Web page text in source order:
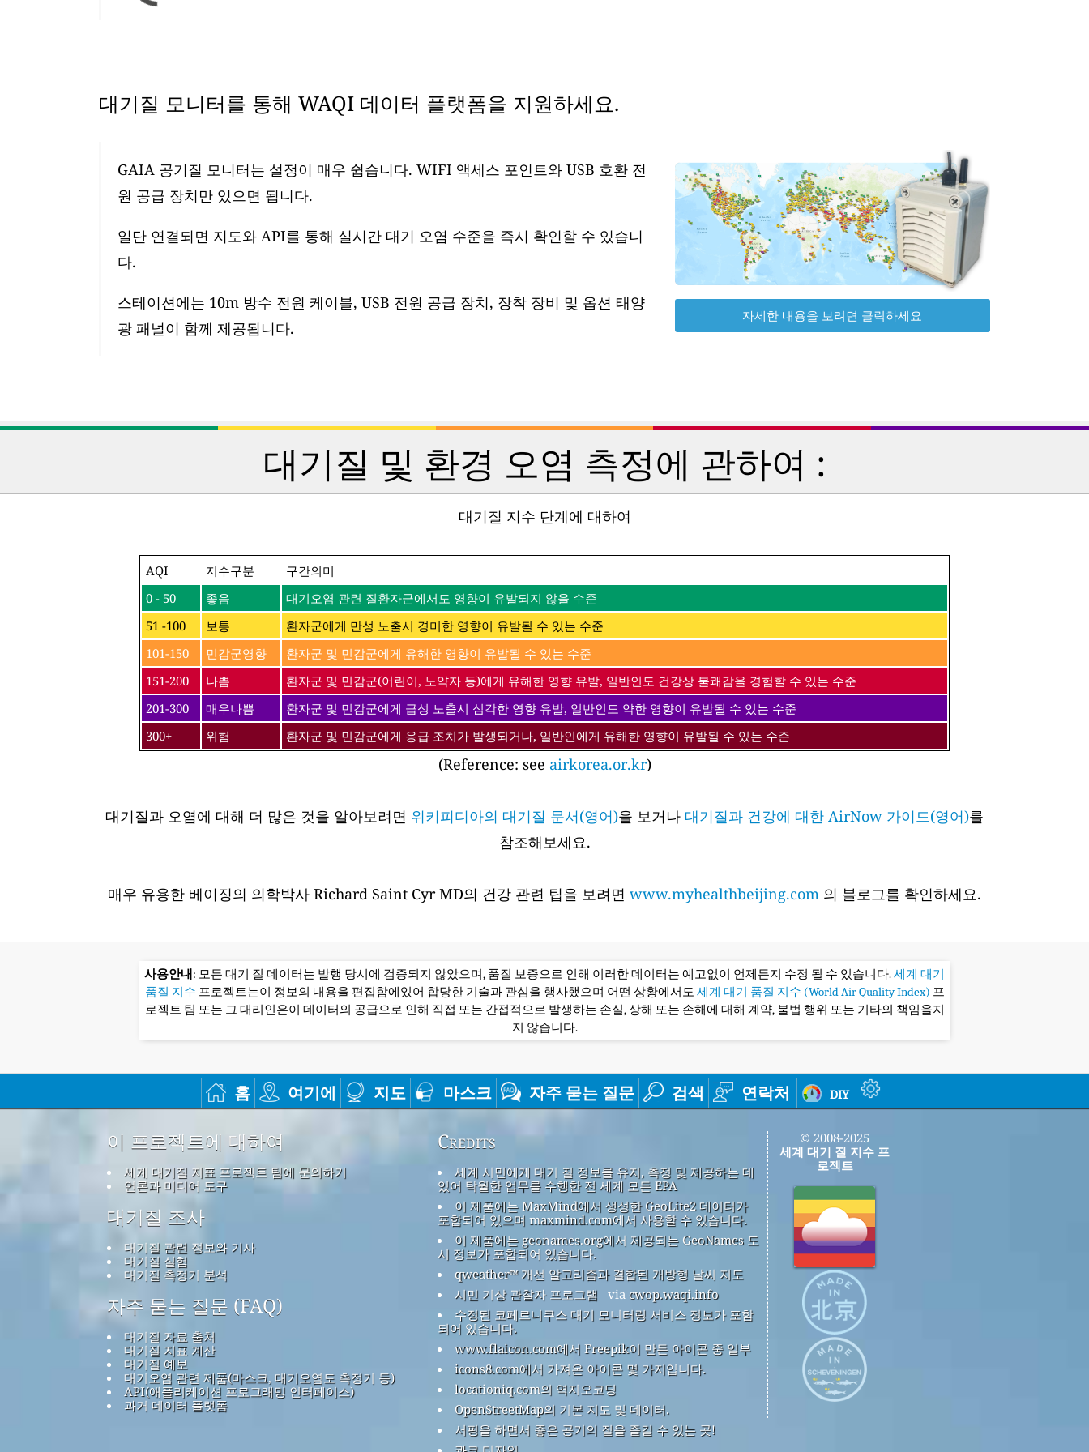
대기질 모니터를 통해 WAQI 데이터 플랫폼을 지원하세요.
GAIA 공기질 모니터는 설정이 매우 쉽습니다. WIFI 액세스 포인트와 USB 호환 전
원 공급 장치만 있으면 됩니다.
일단 연결되면 지도와 API를 통해 실시간 대기 오염 수준을 즉시 확인할 수 있습니
다.
스테이션에는 10m 방수 전원 케이블, USB 전원 공급 장치, 장착 장비 및 옵션 태양
광 패널이 함께 제공됩니다.
자세한 내용을 보려면 클릭하세요
대기질 및 환경 오염 측정에 관하여 :
대기질 지수 단계에 대하여
AQI 지수구분
구간의미
0 - 50
좋음
대기오염 관련 질환자군에서도 영향이 유발되지 않을 수준
51 -100
보통
환자군에게 만성 노출시 경미한 영향이 유발될 수 있는 수준
101-150
민감군영향
환자군 및 민감군에게 유해한 영향이 유발될 수 있는 수준
151-200
나쁨
환자군 및 민감군(어린이, 노약자 등)에게 유해한 영향 유발, 일반인도 건강상 불쾌감을 경험할 수 있는 수준
201-300
매우나쁨
환자군 및 민감군에게 급성 노출시 심각한 영향 유발, 일반인도 약한 영향이 유발될 수 있는 수준
300+
위험 환자군 및 민감군에게 응급 조치가 발생되거나, 일반인에게 유해한 영향이 유발될 수 있는 수준
(Reference: see airkorea.or.kr)
대기질과 오염에 대해 더 많은 것을 알아보려면 위키피디아의 대기질 문서(영어)을 보거나 대기질과 건강에 대한 AirNow 가이드(영어)를
참조해보세요.
매우 유용한 베이징의 의학박사 Richard Saint Cyr MD의 건강 관련 팁을 보려면 www.myhealthbeijing.com 의 블로그를 확인하세요.
사용안내: 모든 대기 질 데이터는 발행 당시에 검증되지 않았으며, 품질 보증으로 인해 이러한 데이터는 예고없이 언제든지 수정 될 수 있습니다.세계 대기
품질 지수 프로젝트는이 정보의 내용을 편집함에있어 합당한 기술과 관심을 행사했으며 어떤 상황에서도 세계 대기 품질 지수 (World Air Quality Index) 프
로젝트 팀 또는 그 대리인은이 데이터의 공급으로 인해 직접 또는 간접적으로 발생하는 손실, 상해 또는 손해에 대해 계약, 불법 행위 또는 기타의 책임을지
지 않습니다.
홈 여기에 지도 마스크 자주 묻는 질문 검색 연락처 diy
이 프로젝트에 대하여
세계 대기질 지표 프로젝트 팀에 문의하기
언론과 미디어 도구
대기질 조사
대기질 관련 정보와 기사
대기질 실험
대기질 측정기 분석
자주 묻는 질문 (FAQ)
대기질 자료 출처
대기질 지표 계산
대기질 예보
대기오염 관련 제품(마스크, 대기오염도 측정기 등)
API(애플리케이션 프로그래밍 인터페이스)
과거 데이터 플랫폼
Credits
세계 시민에게 대기 질 정보를 유지, 측정 및 제공하는 데
있어 탁월한 업무를 수행한 전 세계 모든 EPA
이 제품에는 MaxMind에서 생성한 GeoLite2 데이터가
포함되어 있으며 maxmind.com에서 사용할 수 있습니다.
이 제품에는 geonames.org에서 제공되는 GeoNames 도
시 정보가 포함되어 있습니다.
qweather™ 개선 알고리즘과 결합된 개방형 날씨 지도
시민 기상 관찰자 프로그램
via cwop.waqi.info
수정된 코페르니쿠스 대기 모니터링 서비스 정보가 포함
되어 있습니다.
www.flaicon.com에서 Freepik이 만든 아이콘 중 일부
icons8.com에서 가져온 아이콘 몇 가지입니다.
locationiq.com의 역지오코딩
OpenStreetMap의 기본 지도 및 데이터.
서핑을 하면서 좋은 공기의 질을 즐길 수 있는 곳!
© 2008-2025
세계 대기 질 지수 프
로젝트